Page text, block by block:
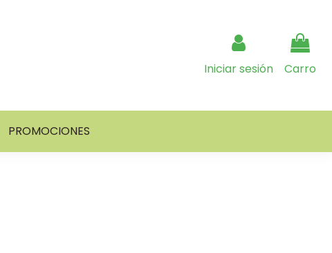
Iniciar sesión Carro
PROMOCIONES